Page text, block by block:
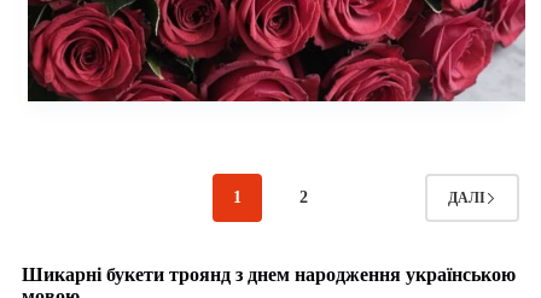
1 2 ДАЛІ
Шикарні букети троянд з днем народження українською